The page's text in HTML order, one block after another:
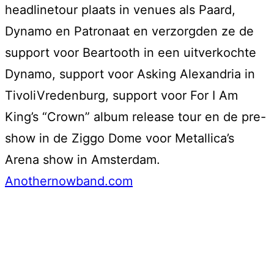
headlinetour plaats in venues als Paard,
Dynamo en Patronaat en verzorgden ze de
support voor Beartooth in een uitverkochte
Dynamo, support voor Asking Alexandria in
TivoliVredenburg, support voor For I Am
King’s “Crown” album release tour en de pre-
show in de Ziggo Dome voor Metallica’s
Arena show in Amsterdam.
Anothernowband.com